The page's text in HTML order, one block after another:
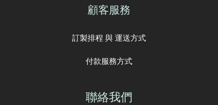
顧客服務
訂製排程 與 運送方式
付款服務方式
聯絡我們